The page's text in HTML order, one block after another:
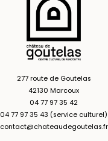
277 route de Goutelas
42130 Marcoux
04 77 97 35 42
04 77 97 35 43 (service culturel)
contact@chateaudegoutelas.fr